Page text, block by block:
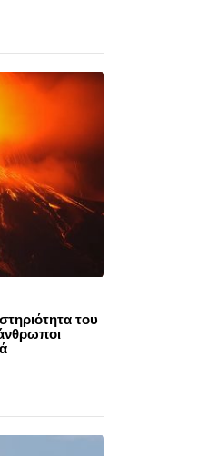
του